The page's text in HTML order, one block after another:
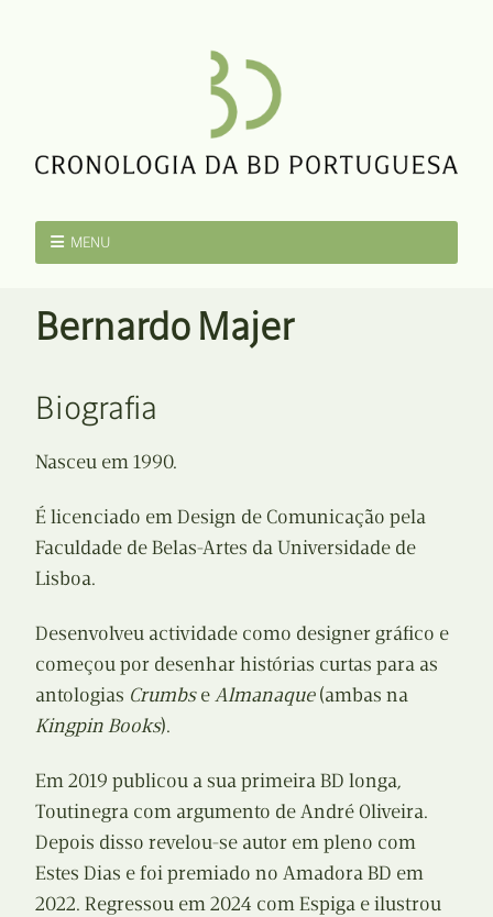
MENU
Bernardo Majer
Biografia
Nasceu em 1990.
É licenciado em Design de Comunicação pela
Faculdade de Belas-Artes da Universidade de
Lisboa.
Desenvolveu actividade como designer gráfico e
começou por desenhar histórias curtas para as
antologias CrumbseAlmanaque(ambas na
Kingpin Books).
Em 2019 publicou a sua primeira BD longa,
Toutinegra com argumento de André Oliveira.
Depois disso revelou-se autor em pleno com
Estes Dias e foi premiado no Amadora BD em
2022. Regressou em 2024 com Espiga e ilustrou